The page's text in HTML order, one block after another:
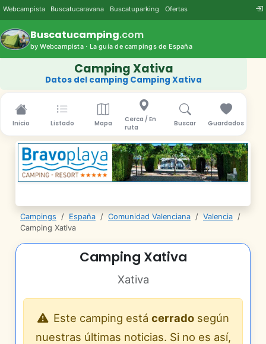
Webcampista Buscatucaravana Buscatuparking Ofertas
Buscatucamping.com
by Webcampista · La guía de campings de España
Camping Xativa
Datos del camping Camping Xativa
Inicio Listado Mapa
Cerca / En
ruta
Buscar Guardados
Campings / España / Comunidad Valenciana / Valencia /
Camping Xativa
Camping Xativa
Xativa
Este camping está cerradosegún
nuestras últimas noticias. Si no es así,